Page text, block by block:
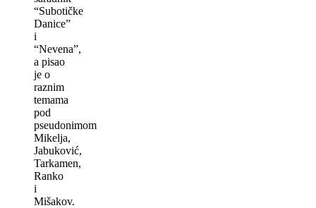
“Subotičke
Danice”
i
“Nevena”,
a pisao
je o
raznim
temama
pod
pseudonimom
Mikelja,
Jabuković,
Tarkamen,
Ranko
i
Mišakov.